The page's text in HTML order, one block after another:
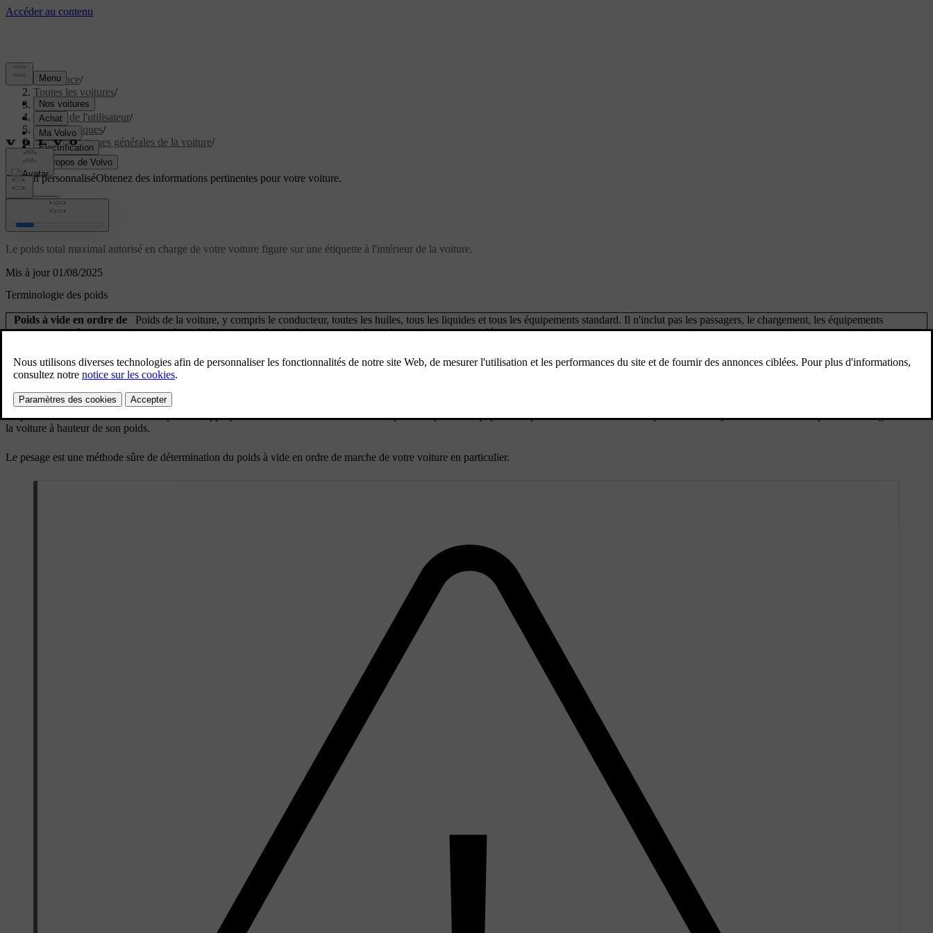
Assistance/
Toutes les voitures/
EC40 2027/
Manuel de l'utilisateur/
Caractéristiques/
Caractéristiques générales de la voiture/
Poids
Soutien personnaliséObtenez des informations pertinentes pour votre voiture.
Connexion
Mis à jour 01/08/2025
Poids
Le poids total maximal autorisé en charge de votre voiture figure sur une étiquette à l'intérieur de la voiture.
Terminologie des poids
Poids à vide en ordre de
marche
Poids de la voiture, y compris le conducteur, toutes les huiles, tous les liquides et tous les équipements standard. Il n'inclut pas les passagers, le chargement, les équipements
optionnels ou la charge sur la boule de remorquage, lorsqu'une remorque est attelée.
autorisée
Poids total maximal
Poids à vide en ordre de marche + chargement + passagers
Le poids à vide en ordre de marche spécifié s'applique à la version normale des voitures, par exemple sans équipement optionnel ou accessoire. Chaque accessoire ajouté réduit donc la capacité de chargement de
la voiture à hauteur de son poids.
Le pesage est une méthode sûre de détermination du poids à vide en ordre de marche de votre voiture en particulier.